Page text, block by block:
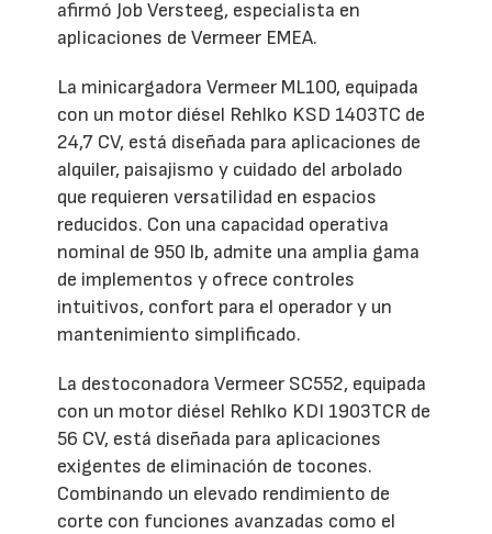
afirmó Job Versteeg, especialista en
aplicaciones de Vermeer EMEA.
La minicargadora Vermeer ML100, equipada
con un motor diésel Rehlko KSD 1403TC de
24,7 CV, está diseñada para aplicaciones de
alquiler, paisajismo y cuidado del arbolado
que requieren versatilidad en espacios
reducidos. Con una capacidad operativa
nominal de 950 lb, admite una amplia gama
de implementos y ofrece controles
intuitivos, confort para el operador y un
mantenimiento simplificado.
La destoconadora Vermeer SC552, equipada
con un motor diésel Rehlko KDI 1903TCR de
56 CV, está diseñada para aplicaciones
exigentes de eliminación de tocones.
Combinando un elevado rendimiento de
corte con funciones avanzadas como el